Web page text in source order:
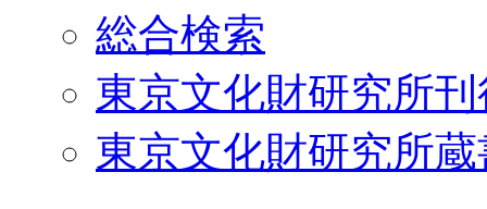
総合検索
東京文化財研究所
東京文化財研究所